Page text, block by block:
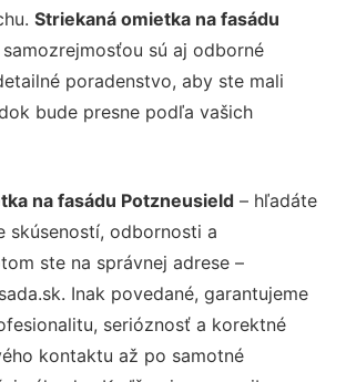
Striekaná omietka na fasádu
samozrejmosťou sú aj odborné
poradenstvo, aby ste mali
bude presne podľa vašich
na fasádu Potzneusield – hľadáte
skúseností, odbornosti a
ste na správnej adrese –
Inak povedané, garantujeme
serióznosť a korektné
kontaktu až po samotné